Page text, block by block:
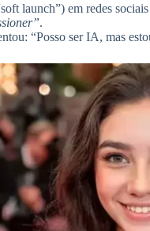
launch”) em redes
.
“Posso ser IA, mas